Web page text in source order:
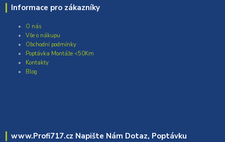
Informace pro zákazníky
O nás
Vše o nákupu
Obchodní podmínky
Poptávka Montáže <50Km
Kontakty
Blog
www.Profi717.cz Napište Nám Dotaz, Poptávku